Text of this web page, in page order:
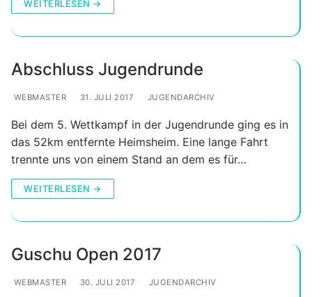
WEITERLESEN →
Abschluss Jugendrunde
WEBMASTER 31. JULI 2017 JUGENDARCHIV
Bei dem 5. Wettkampf in der Jugendrunde ging es in
das 52km entfernte Heimsheim. Eine lange Fahrt
trennte uns von einem Stand an dem es für…
WEITERLESEN →
Guschu Open 2017
WEBMASTER 30. JULI 2017 JUGENDARCHIV